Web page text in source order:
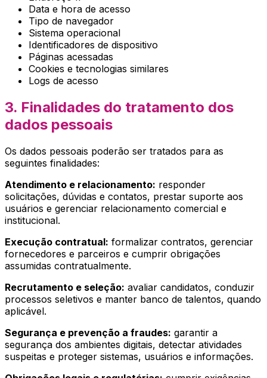
Data e hora de acesso
Tipo de navegador
Sistema operacional
Identificadores de dispositivo
Páginas acessadas
Cookies e tecnologias similares
Logs de acesso
3. Finalidades do tratamento dos
dados pessoais
Os dados pessoais poderão ser tratados para as
seguintes finalidades:
Atendimento e relacionamento: responder
solicitações, dúvidas e contatos, prestar suporte aos
usuários e gerenciar relacionamento comercial e
institucional.
Execução contratual: formalizar contratos, gerenciar
fornecedores e parceiros e cumprir obrigações
assumidas contratualmente.
Recrutamento e seleção: avaliar candidatos, conduzir
processos seletivos e manter banco de talentos, quando
aplicável.
Segurança e prevenção a fraudes: garantir a
segurança dos ambientes digitais, detectar atividades
suspeitas e proteger sistemas, usuários e informações.